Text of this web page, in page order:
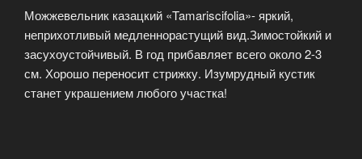
Можжевельник казацкий «Tamariscifolia»- яркий,
неприхотливый медленнорастущий вид.Зимостойкий и
засухоустойчивый. В год прибавляет всего около 2-3
см. Хорошо переносит стрижку. Изумрудный кустик
станет украшением любого участка!